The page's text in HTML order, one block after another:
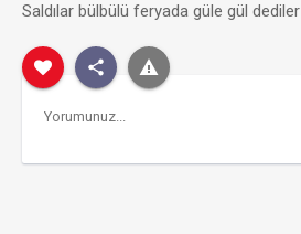
Saldılar bülbülü feryada güle gül dediler